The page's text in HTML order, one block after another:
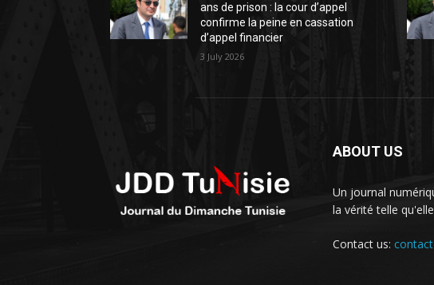
ans de prison : la cour d’appel
confirme la peine en cassation
d’appel financier
3 July 2026
ABOUT US
Un journal
la vérité telle
Contact us: